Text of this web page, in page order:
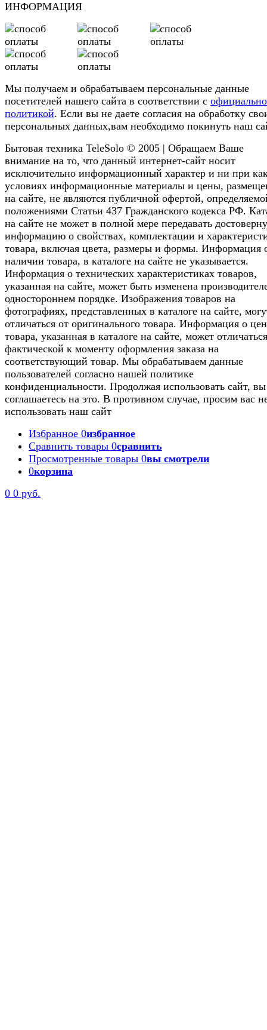
ИНФОРМАЦИЯ
Мы получаем и обрабатываем персональные данные
посетителей нашего сайта в соответствии с
политикой. Если вы не даете согласия на обработку
персональных данных,вам необходимо покинуть наш
Бытовая техника TeleSolo © 2005 | Обращаем Ваше
внимание на то, что данный интернет-сайт носит
исключительно информационный характер и ни при
условиях информационные материалы и цены,
на сайте, не являются публичной офертой,
положениями Статьи 437 Гражданского кодекса РФ.
на сайте не может в полной мере передавать
информацию о свойствах, комплектации и
товара, включая цвета, размеры и формы. Информация
наличии товара, в каталоге на сайте не указывается.
Информация о технических характеристиках товаров,
указанная на сайте, может быть изменена
одностороннем порядке. Изображения товаров на
фотографиях, представленных в каталоге на сайте,
отличаться от оригинального товара. Информация о
товара, указанная в каталоге на сайте, может
фактической к моменту оформления заказа на
соответствующий товар. Мы обрабатываем данные
пользователей согласно нашей политике
конфиденциальности. Продолжая использовать сайт, вы
соглашаетесь на это. В противном случае, просим вас
использовать наш сайт
Избранное 0избранное
Сравнить товары 0сравнить
Просмотренные товары 0вы смотрели
0корзина
0 0 руб.